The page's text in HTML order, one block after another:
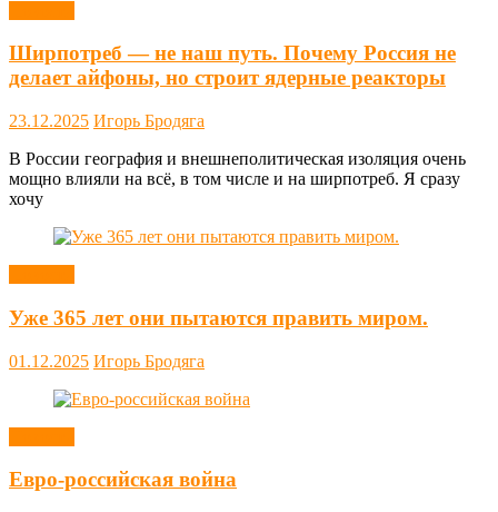
Ширпотреб — не наш путь. Почему Россия не
делает айфоны, но строит ядерные реакторы
23.12.2025 Игорь Бродяга
В России география и внешнеполитическая изоляция очень
мощно влияли на всё, в том числе и на ширпотреб. Я сразу
хочу
Уже 365 лет они пытаются править миром.
01.12.2025 Игорь Бродяга
Евро-российская война